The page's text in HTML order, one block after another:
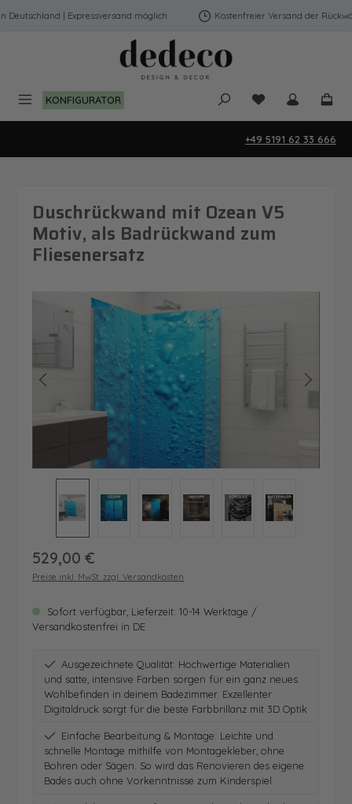
Zum Hauptinhalt springen
| Expressversand möglich Kostenfreier Versand der
KONFIGURATOR Du hast 0
+49 5191 62 33 666
Duschrückwand mit Ozean V5
Motiv, als Badrückwand zum
Fliesenersatz
Bildergalerie überspringen
Regulärer Preis:
529,00 €
Preise inkl. MwSt. zzgl. Versandkosten
Sofort verfügbar, Lieferzeit: 10-14 Werktage /
Versandkostenfrei in DE
Ausgezeichnete Qualität: Hochwertige Materialien
und satte, intensive Farben sorgen für ein ganz neues
Wohlbefinden in deinem Badezimmer. Exzellenter
Digitaldruck sorgt für die beste Farbbrillanz mit 3D Optik
Einfache Bearbeitung & Montage: Leichte und
schnelle Montage mithilfe von Montagekleber, ohne
Bohren oder Sägen. So wird das Renovieren des eigene
Bades auch ohne Vorkenntnisse zum Kinderspiel.